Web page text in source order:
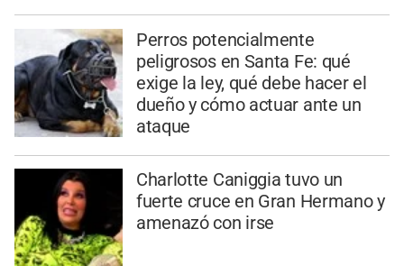
Perros potencialmente
peligrosos en Santa Fe: qué
exige la ley, qué debe hacer el
dueño y cómo actuar ante un
ataque
Charlotte Caniggia tuvo un
fuerte cruce en Gran Hermano y
amenazó con irse